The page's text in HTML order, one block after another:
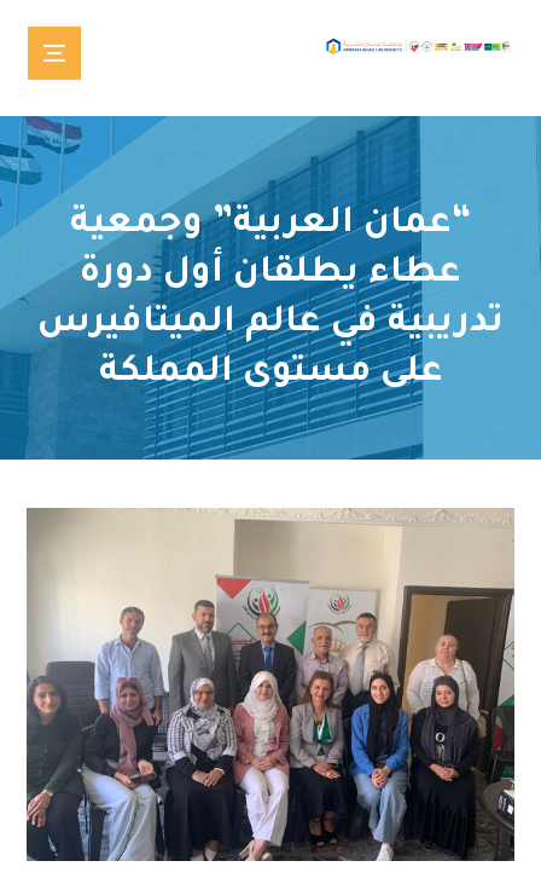
“عمان العربية” وجمعية
عطاء يطلقان أول دورة
تدريبية في عالم الميتافيرس
على مستوى المملكة